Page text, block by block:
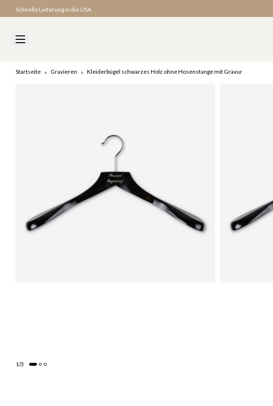
Schnelle Lieferung in die USA
Startseite Gravieren Kleiderbügel schwarzes Holz ohne Hosenstange mit Gravur
1/3